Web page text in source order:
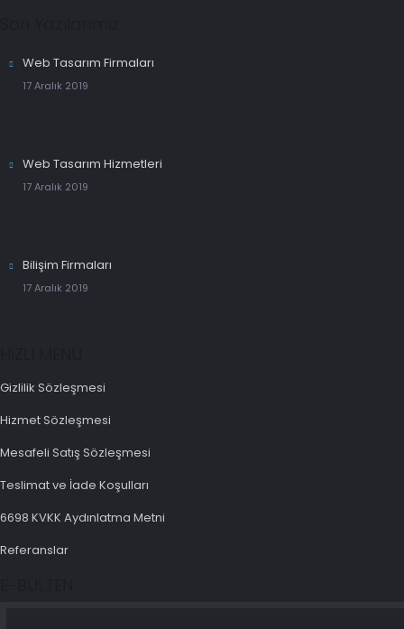
Web Tasarım Firmaları
17 Aralık 2019
Web Tasarım Hizmetleri
17 Aralık 2019
Bilişim Firmaları
17 Aralık 2019
Gizlilik Sözleşmesi
Hizmet Sözleşmesi
Mesafeli Satış Sözleşmesi
Teslimat ve İade Koşulları
6698 KVKK Aydınlatma Metni
Referanslar